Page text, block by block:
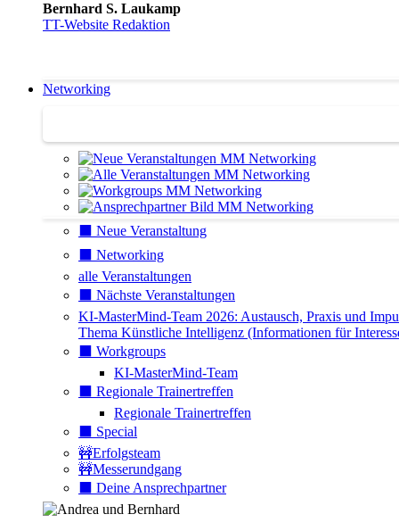
Bernhard S. Laukamp
TT-Website Redaktion
Networking
⬛️ Neue Veranstaltung
⬛️ Networking
alle Veranstaltungen
⬛️ Nächste Veranstaltungen
KI-MasterMind-Team 2026: Austausch, Praxis und
Thema Künstliche Intelligenz (Informationen für
⬛️ Workgroups
KI-MasterMind-Team
⬛️ Regionale Trainertreffen
Regionale Trainertreffen
⬛️ Special
🚧Erfolgsteam
🚧Messerundgang
⬛️ Deine Ansprechpartner